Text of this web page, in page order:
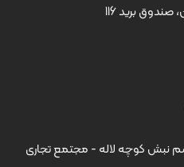
نبش کوچه لاله - مجتمع تجاری